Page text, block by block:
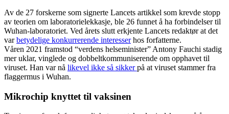
Av de 27 forskerne som signerte Lancets artikkel som krevde stopp
av teorien om laboratorielekkasje, ble 26 funnet å ha forbindelser til
Wuhan-laboratoriet. Ved årets slutt erkjente Lancets redaktør at det
varbetydelige konkurrerende interesserhos forfatterne.
Våren 2021 framstod “verdens helseminister” Antony Fauchi stadig
mer uklar, vinglede og dobbeltkommuniserende om opphavet til
viruset. Han var nå likevel ikke så sikkerpå at viruset stammer fra
flaggermus i Wuhan.
Mikrochip knyttet til vaksinen